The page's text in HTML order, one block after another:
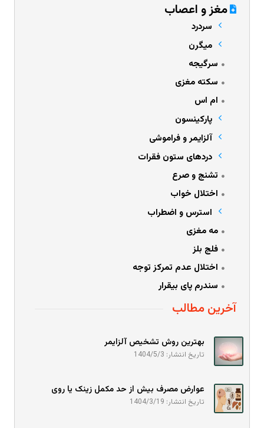
مغز و اعصاب
سردرد
میگرن
سرگیجه
سکته مغزی
ام اس
پارکینسون
آلزایمر و فراموشی
دردهای ستون فقرات
تشنج و صرع
اختلال خواب
استرس و اضطراب
مه مغزی
فلج بلز
اختلال عدم تمرکز توجه
سندرم پای بیقرار
آخرین مطالب
بهترین روش تشخیص آلزایمر
تاریخ انتشار: 1404/5/3
عوارض مصرف بیش از حد مکمل زینک یا روی
تاریخ انتشار: 1404/3/19